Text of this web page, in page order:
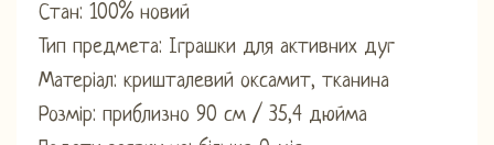
Стан: 100% новий
Тип предмета: Іграшки для активних дуг
Матеріал: кришталевий оксамит, тканина
Розмір: приблизно 90 см / 35,4 дюйма